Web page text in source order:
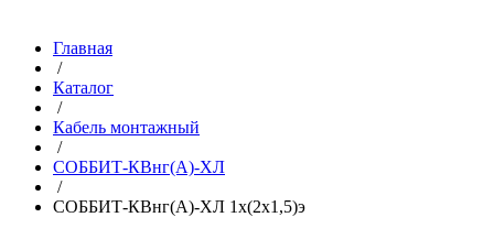
Главная
/
Каталог
/
Кабель монтажный
/
СОББИТ-КВнг(A)-ХЛ
/
СОББИТ-КВнг(A)-ХЛ 1х(2х1,5)э